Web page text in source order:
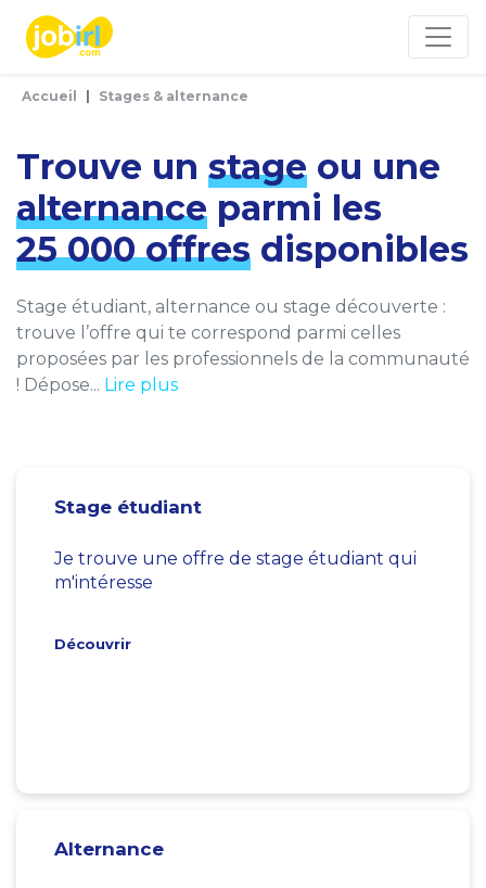
Accueil Stages & alternance
Trouve un stage ou une
alternance parmi les
25 000 offres disponibles
Stage étudiant, alternance ou stage découverte :
trouve l’offre qui te correspond parmi celles
proposées par les professionnels de la communauté
! Dépose... Lire plus
Stage étudiant
Je trouve une offre de stage étudiant qui
m'intéresse
Découvrir
Alternance
Panneau de gestion des cookies